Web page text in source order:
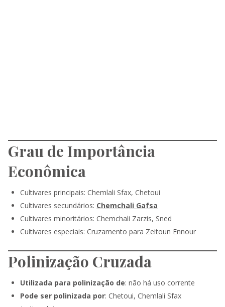
Grau de Importância
Econômica
Cultivares principais: Chemlali Sfax, Chetoui
Cultivares secundários: Chemchali Gafsa
Cultivares minoritários: Chemchali Zarzis, Sned
Cultivares especiais: Cruzamento para Zeitoun Ennour
Polinização Cruzada
Utilizada para polinização de: não há uso corrente
Pode ser polinizada por: Chetoui, Chemlali Sfax